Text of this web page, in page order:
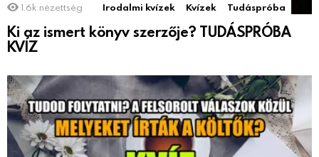
1.6k nézettség Irodalmi kvízek Kvízek Tudáspróba
Ki az ismert könyv szerzője? TUDÁSPRÓBA
KVÍZ